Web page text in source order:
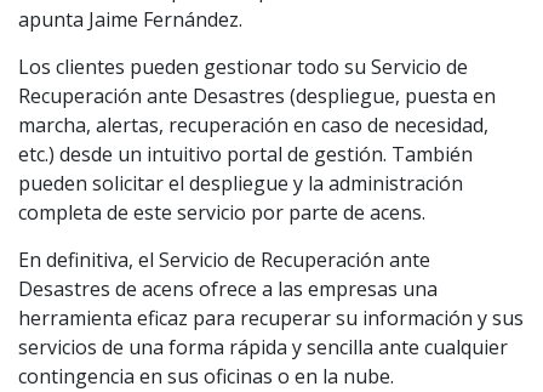
apunta Jaime Fernández.
Los clientes pueden gestionar todo su Servicio de
Recuperación ante Desastres (despliegue, puesta en
marcha, alertas, recuperación en caso de necesidad,
etc.) desde un intuitivo portal de gestión. También
pueden solicitar el despliegue y la administración
completa de este servicio por parte de acens.
En definitiva, el Servicio de Recuperación ante
Desastres de acens ofrece a las empresas una
herramienta eficaz para recuperar su información y sus
servicios de una forma rápida y sencilla ante cualquier
contingencia en sus oficinas o en la nube.